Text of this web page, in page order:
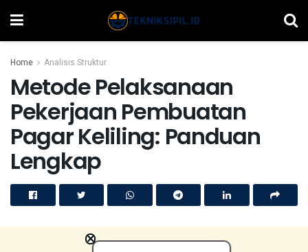
Home Analisis Struktur
Metode Pelaksanaan
Pekerjaan Pembuatan
Pagar Keliling: Panduan
Lengkap
×